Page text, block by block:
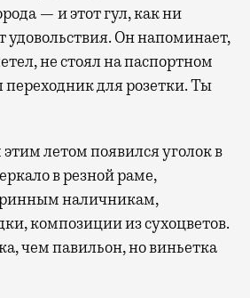
— и этот гул, как ни
удовольствия. Он напоминает,
не стоял на паспортном
переходник для розетки. Ты
летом появился уголок в
в резной раме,
наличникам,
композиции из сухоцветов.
чем павильон, но виньетка